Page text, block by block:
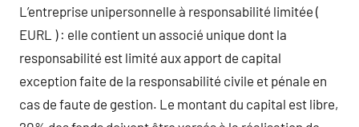
L’entreprise unipersonnelle à responsabilité limitée (
EURL ) : elle contient un associé unique dont la
responsabilité est limité aux apport de capital
exception faite de la responsabilité civile et pénale en
cas de faute de gestion. Le montant du capital est libre,